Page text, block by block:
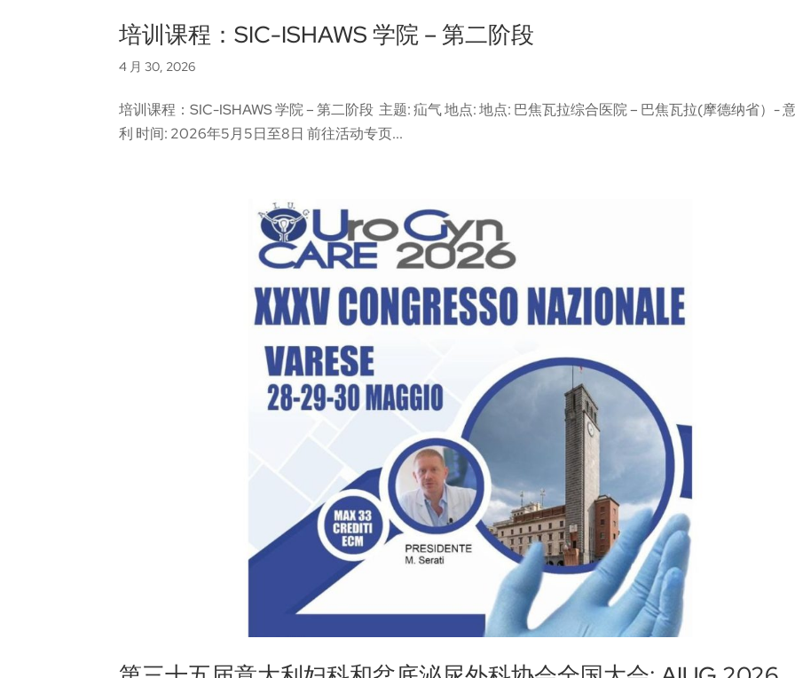
培训课程：SIC-ISHAWS 学院 – 第二阶段
4 月 30, 2026
培训课程：SIC-ISHAWS 学院 – 第二阶段 主题: 疝气 地点: 地点: 巴焦瓦拉综合医院 – 巴焦瓦拉(摩德纳省）-
利 时间: 2026年5月5日至8日 前往活动专页...